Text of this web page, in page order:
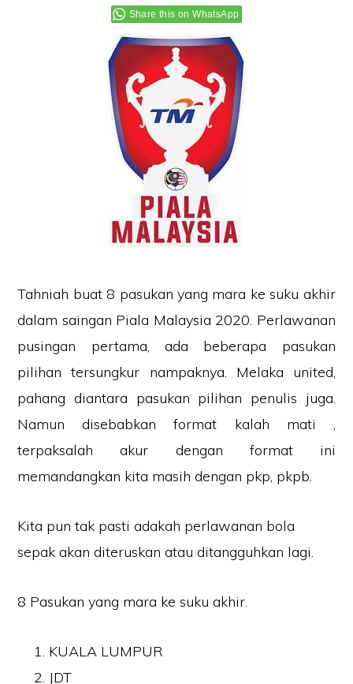
Share this on WhatsApp
Tahniah buat 8 pasukan yang mara ke suku akhir
dalam saingan Piala Malaysia 2020. Perlawanan
pusingan pertama, ada beberapa pasukan
pilihan tersungkur nampaknya. Melaka united,
pahang diantara pasukan pilihan penulis juga.
Namun disebabkan format kalah mati ,
terpaksalah akur dengan format ini
memandangkan kita masih dengan pkp, pkpb.
Kita pun tak pasti adakah perlawanan bola
sepak akan diteruskan atau ditangguhkan lagi.
8 Pasukan yang mara ke suku akhir.
KUALA LUMPUR
JDT